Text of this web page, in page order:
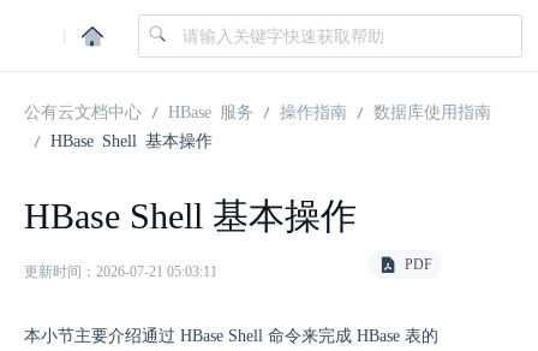
|
公有云文档中心 HBase 服务 操作指南
数据库使用指南
HBase Shell 基本操作
HBase Shell 基本操作
更新时间：2026-07-21 05:03:11 PDF
本小节主要介绍通过 HBase Shell 命令来完成 HBase 表的